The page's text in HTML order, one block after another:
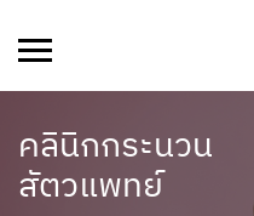
คลินิกกระนวน
สัตวแพทย์